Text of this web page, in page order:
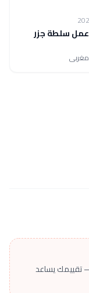
سلطة جزر
تقييمك يساعد